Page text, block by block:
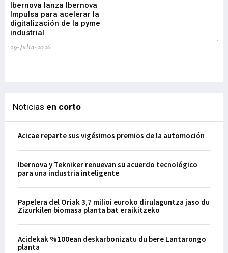
Ibernova lanza Ibernova
Impulsa para acelerar la
digitalización de la pyme
industrial
29-Julio-2026
Noticias en corto
Acicae reparte sus vigésimos premios de la automoción
Ibernova y Tekniker renuevan su acuerdo tecnológico
para una industria inteligente
Papelera del Oriak 3,7 milioi euroko dirulaguntza jaso du
Zizurkilen biomasa planta bat eraikitzeko
Acidekak %100ean deskarbonizatu du bere Lantarongo
planta